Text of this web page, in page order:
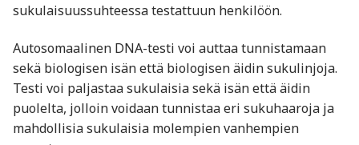
sukulaisuussuhteessa testattuun henkilöön.
Autosomaalinen DNA-testi voi auttaa tunnistamaan
sekä biologisen isän että biologisen äidin sukulinjoja.
Testi voi paljastaa sukulaisia sekä isän että äidin
puolelta, jolloin voidaan tunnistaa eri sukuhaaroja ja
mahdollisia sukulaisia molempien vanhempien